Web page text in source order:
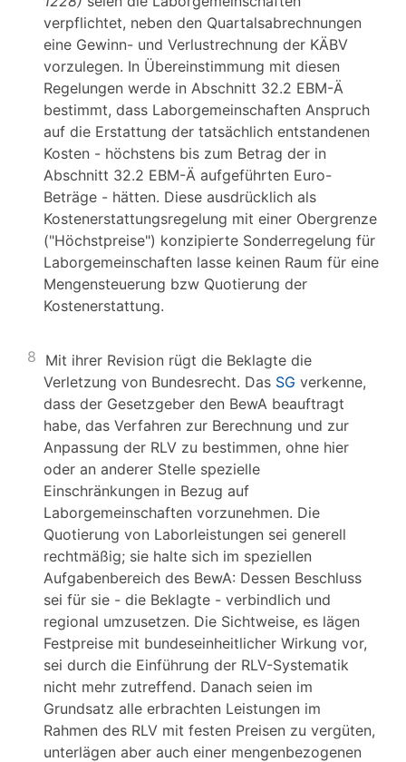
verpflichtet, neben den Quartalsabrechnungen
eine Gewinn- und Verlustrechnung der KÄBV
vorzulegen. In Übereinstimmung mit diesen
Regelungen werde in Abschnitt 32.2 EBM-Ä
bestimmt, dass Laborgemeinschaften Anspruch
auf die Erstattung der tatsächlich entstandenen
Kosten - höchstens bis zum Betrag der in
Abschnitt 32.2 EBM-Ä aufgeführten Euro-
Beträge - hätten. Diese ausdrücklich als
Kostenerstattungsregelung mit einer Obergrenze
("Höchstpreise") konzipierte Sonderregelung für
Laborgemeinschaften lasse keinen Raum für eine
Mengensteuerung bzw Quotierung der
Kostenerstattung.
8 Mit ihrer Revision rügt die Beklagte die
Verletzung von Bundesrecht. Das SG verkenne,
dass der Gesetzgeber den BewA beauftragt
habe, das Verfahren zur Berechnung und zur
Anpassung der RLV zu bestimmen, ohne hier
oder an anderer Stelle spezielle
Einschränkungen in Bezug auf
Laborgemeinschaften vorzunehmen. Die
Quotierung von Laborleistungen sei generell
rechtmäßig; sie halte sich im speziellen
Aufgabenbereich des BewA: Dessen Beschluss
sei für sie - die Beklagte - verbindlich und
regional umzusetzen. Die Sichtweise, es lägen
Festpreise mit bundeseinheitlicher Wirkung vor,
sei durch die Einführung der RLV-Systematik
nicht mehr zutreffend. Danach seien im
Grundsatz alle erbrachten Leistungen im
Rahmen des RLV mit festen Preisen zu vergüten,
unterlägen aber auch einer mengenbezogenen